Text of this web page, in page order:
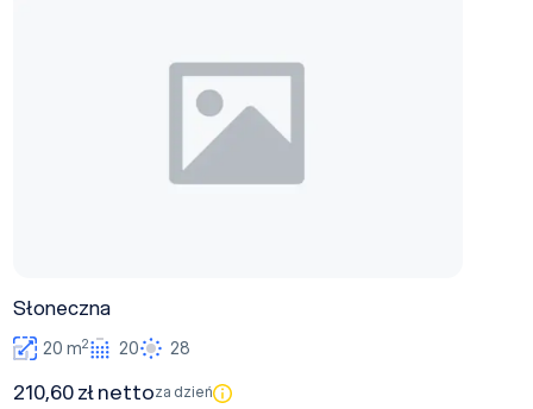
Słoneczna
20 m2 20 28
210,60 zł nettoza dzień